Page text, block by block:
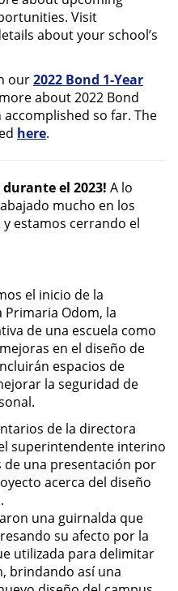
Visit
about your school’s
our2022 Bond 1-Year
about 2022 Bond
so far. The
here.
el 2023! A lo
mucho en los
estamos cerrando el
el inicio de la
Primaria Odom, la
de una escuela como
en el diseño de
espacios de
la seguridad de
de la directora
superintendente interino
de una presentación por
acerca del diseño
una guirnalda que
su afecto por la
utilizada para delimitar
brindando así una